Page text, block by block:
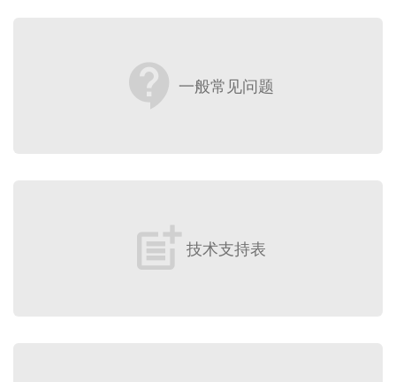
contact_support 一般常见问题
post_add 技术支持表